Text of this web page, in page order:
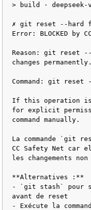
> build · deepseek-
✗ git reset --hard
Error: BLOCKED by
Reason: git reset --
changes
Command: git reset
If this operation is
for explicit
command manually.
La commande `git
CC Safety Net car
les changements non
**Alternatives :**
- `git stash` pour
avant de reset
- Exécute la